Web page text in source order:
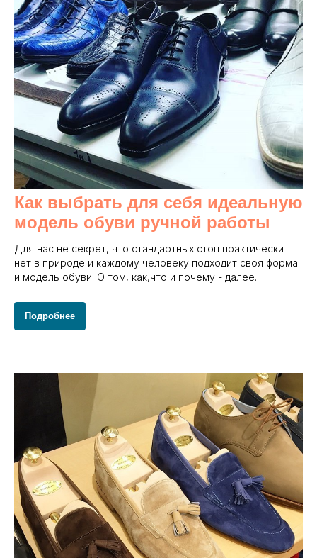
Как выбрать для себя идеальную
модель обуви ручной работы
Для нас не секрет, что стандартных стоп практически
нет в природе и каждому человеку подходит своя форма
и модель обуви. О том, как,что и почему - далее.
Подробнее